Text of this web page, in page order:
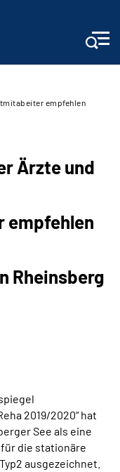
empfehlen
Ärzte und
empfehlen
Rheinsberg
2019/2020“ hat
See als eine
die stationäre
ausgezeichnet.